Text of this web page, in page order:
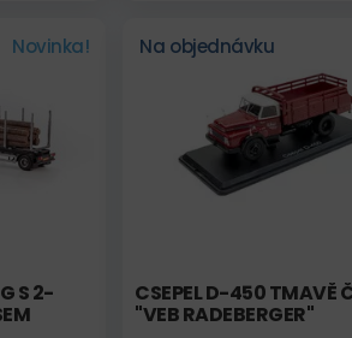
Novinka!
S 2-
Na objednávku
CSEPEL D-450 TMAVĚ
"VEB RADEBERGER"